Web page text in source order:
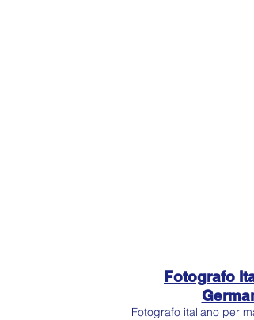
Fotografo
Fotografo italiano per